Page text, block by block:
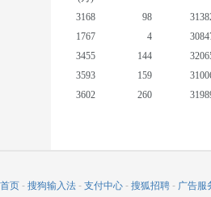
3168 98
1767
4
3455
144
3593
159
3602
260
2826
1232
8373
769
页 - 搜狗输入法 - 支付中心 - 搜狐招聘 - 广告服